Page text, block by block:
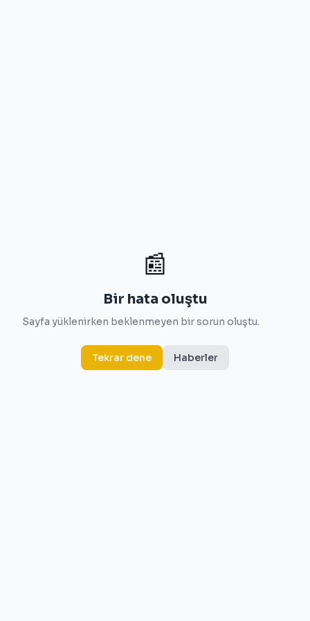
📰
Bir hata oluştu
Sayfa yüklenirken beklenmeyen bir sorun oluştu.
Tekrar dene Haberler